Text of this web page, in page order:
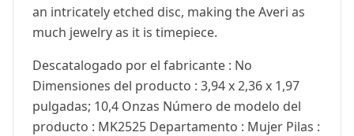
an intricately etched disc, making the Averi as
much jewelry as it is timepiece.
Descatalogado por el fabricante : No
Dimensiones del producto : 3,94 x 2,36 x 1,97
pulgadas; 10,4 Onzas Número de modelo del
producto : MK2525 Departamento : Mujer Pilas :